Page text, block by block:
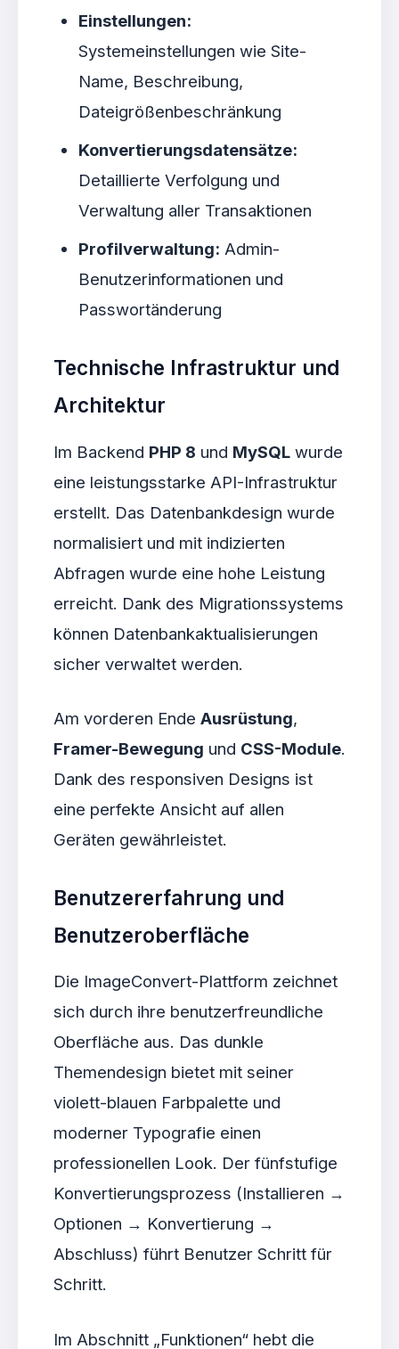
Einstellungen:
Systemeinstellungen wie Site-
Name, Beschreibung,
Dateigrößenbeschränkung
Konvertierungsdatensätze:
Detaillierte Verfolgung und
Verwaltung aller Transaktionen
Profilverwaltung: Admin-
Benutzerinformationen und
Passwortänderung
Technische Infrastruktur und
Architektur
Im Backend PHP 8 und MySQL wurde
eine leistungsstarke API-Infrastruktur
erstellt. Das Datenbankdesign wurde
normalisiert und mit indizierten
Abfragen wurde eine hohe Leistung
erreicht. Dank des Migrationssystems
können Datenbankaktualisierungen
sicher verwaltet werden.
Am vorderen Ende Ausrüstung,
Framer-Bewegung und CSS-Module.
Dank des responsiven Designs ist
eine perfekte Ansicht auf allen
Geräten gewährleistet.
Benutzererfahrung und
Benutzeroberfläche
Die ImageConvert-Plattform zeichnet
sich durch ihre benutzerfreundliche
Oberfläche aus. Das dunkle
Themendesign bietet mit seiner
violett-blauen Farbpalette und
moderner Typografie einen
professionellen Look. Der fünfstufige
Konvertierungsprozess (Installieren →
Optionen → Konvertierung →
Abschluss) führt Benutzer Schritt für
Schritt.
Im Abschnitt „Funktionen“ hebt die